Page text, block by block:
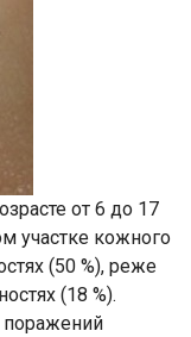
от 6 до 17
участке кожного
(50 %), реже
(18 %).
поражений